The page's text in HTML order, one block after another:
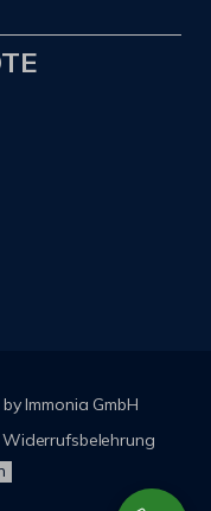
Immonia GmbH
Widerrufsbelehrung